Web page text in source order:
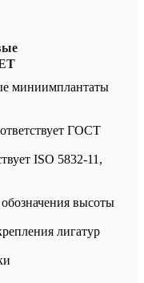
миниимплантаты
ГОСТ
ISO 5832-11,
обозначения высоты
лигатур